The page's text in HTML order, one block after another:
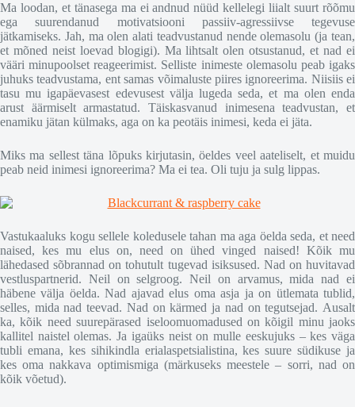
Ma loodan, et tänasega ma ei andnud nüüd kellelegi liialt suurt rõõmu
ega suurendanud motivatsiooni passiiv-agressiivse tegevuse
jätkamiseks. Jah, ma olen alati teadvustanud nende olemasolu (ja tean,
et mõned neist loevad blogigi). Ma lihtsalt olen otsustanud, et nad ei
vääri minupoolset reageerimist. Selliste inimeste olemasolu peab igaks
juhuks teadvustama, ent samas võimaluste piires ignoreerima. Niisiis ei
tasu mu igapäevasest edevusest välja lugeda seda, et ma olen enda
arust äärmiselt armastatud. Täiskasvanud inimesena teadvustan, et
enamiku jätan külmaks, aga on ka peotäis inimesi, keda ei jäta.
Miks ma sellest täna lõpuks kirjutasin, öeldes veel aateliselt, et muidu
peab neid inimesi ignoreerima? Ma ei tea. Oli tuju ja sulg lippas.
Vastukaaluks kogu sellele koledusele tahan ma aga öelda seda, et need
naised, kes mu elus on, need on ühed vinged naised! Kõik mu
lähedased sõbrannad on tohutult tugevad isiksused. Nad on huvitavad
vestluspartnerid. Neil on selgroog. Neil on arvamus, mida nad ei
häbene välja öelda. Nad ajavad elus oma asja ja on ütlemata tublid,
selles, mida nad teevad. Nad on kärmed ja nad on tegutsejad. Ausalt
ka, kõik need suurepärased iseloomuomadused on kõigil minu jaoks
kallitel naistel olemas. Ja igaüks neist on mulle eeskujuks – kes väga
tubli emana, kes sihikindla erialaspetsialistina, kes suure südikuse ja
kes oma nakkava optimismiga (märkuseks meestele – sorri, nad on
kõik võetud).